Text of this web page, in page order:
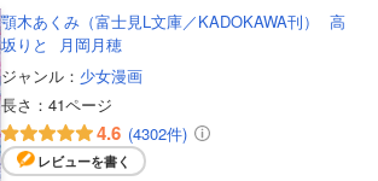
顎木あくみ（富士見L文庫／KADOKAWA刊）
高
坂りと
月岡月穂
ジャンル： 少女漫画
長さ： 41ページ
4.6 (4302件)
レビューを書く